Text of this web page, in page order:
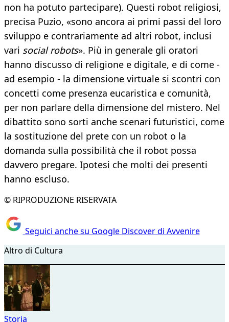
non ha potuto partecipare). Questi robot religiosi,
precisa Puzio, «sono ancora ai primi passi del loro
sviluppo e contrariamente ad altri robot, inclusi
vari social robots». Più in generale gli oratori
hanno discusso di religione e digitale, e di come -
ad esempio - la dimensione virtuale si scontri con
concetti come presenza eucaristica e comunità,
per non parlare della dimensione del mistero. Nel
dibattito sono sorti anche scenari futuristici, come
la sostituzione del prete con un robot o la
domanda sulla possibilità che il robot possa
davvero pregare. Ipotesi che molti dei presenti
hanno escluso.
© RIPRODUZIONE RISERVATA
Seguici anche su Google Discover di Avvenire
Altro di Cultura
Storia